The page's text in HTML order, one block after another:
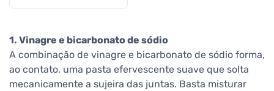
1. Vinagre e bicarbonato de sódio
A combinação de vinagre e bicarbonato de sódio forma,
ao contato, uma pasta efervescente suave que solta
mecanicamente a sujeira das juntas. Basta misturar